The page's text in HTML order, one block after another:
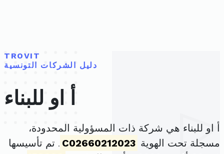
TROVIT
دليل الشركات التونسية
أ او للبناء
أ او للبناء هي شركة ذات المسؤولية المحدودة،
مسجلة تحت الهوية C02660212023 . تم تأسيسها